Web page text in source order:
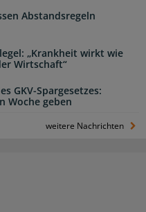
Abstandsregeln
„Krankheit wirkt wie
Wirtschaft“
GKV-Spargesetzes:
Woche geben
weitere Nachrichten